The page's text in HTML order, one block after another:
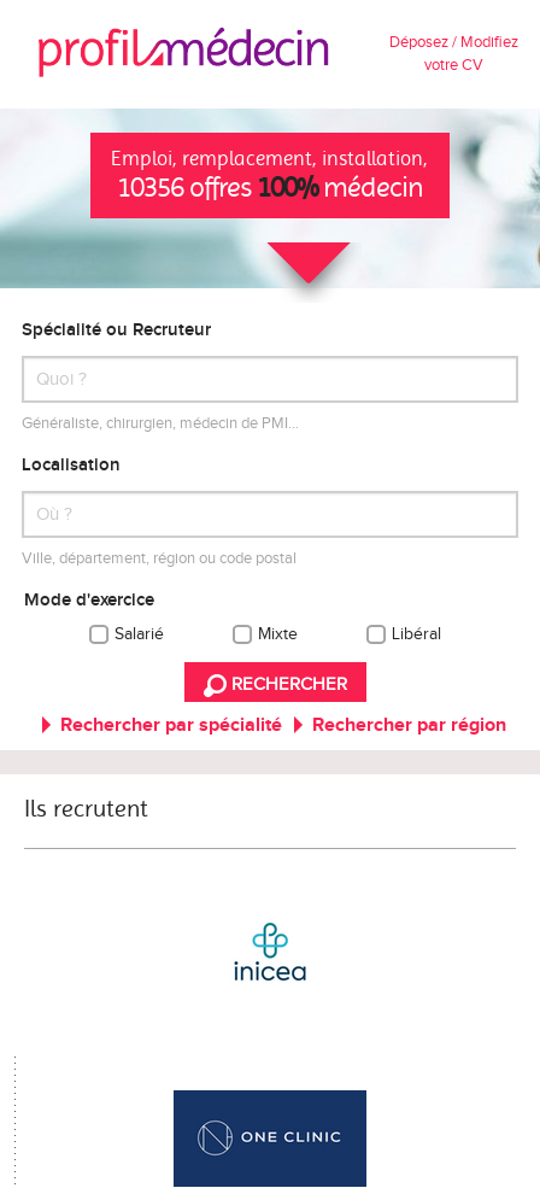
Déposez / Modifiez
votre CV
Emploi, remplacement, installation,
10356 offres 100%médecin
Spécialité ou Recruteur
Généraliste, chirurgien, médecin de PMI…
Localisation
Ville, département, région ou code postal
Mode d'exercice
Salarié Mixte Libéral
RECHERCHER
Rechercher par spécialité Rechercher par région
Ils recrutent